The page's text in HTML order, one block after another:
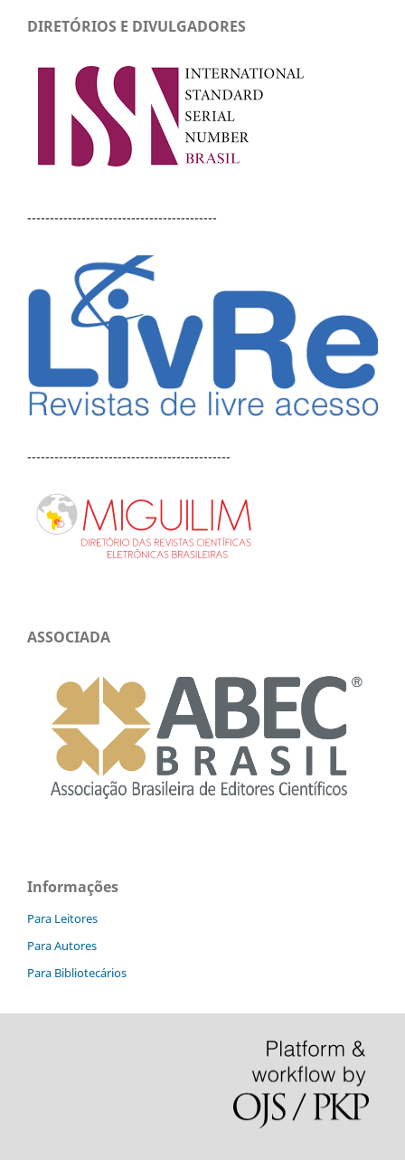
DIRETÓRIOS E DIVULGADORES
------------------------------------------
---------------------------------------------
ASSOCIADA
Informações
Para Leitores
Para Autores
Para Bibliotecários